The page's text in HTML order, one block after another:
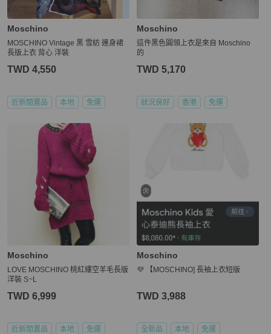
Moschino
MOSCHINO Vintage 黑 雪紡 連身裙
長版上衣 背心 洋裝
TWD 4,550
近新閒置品 本地 免運
Moschino
這件黑色圓領上衣是來自 Moschino
的
TWD 5,170
狀況良好 香港 免運
Moschino
LOVE MOSCHINO 桃紅縷空羊毛長版
洋裝 S~L
TWD 6,999
近新閒置品 本地 免運
Moschino
💜 【MOSCHINO] 長袖上衣短版
TWD 3,988
全新品 本地 免運